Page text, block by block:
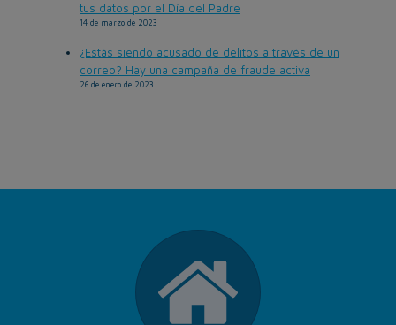
tus datos por el Día del Padre
14 de marzo de 2023
¿Estás siendo acusado de delitos a través de un
correo? Hay una campaña de fraude activa
26 de enero de 2023